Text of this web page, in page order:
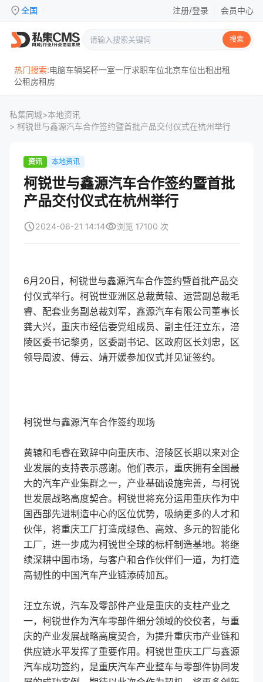
location_on全国 注册/登录 会员中心
搜索
热门搜索:电脑车辆奖杯一室一厅求职车位北京车位出租出租
公租房租房
私集同城>本地资讯
> 柯锐世与鑫源汽车合作签约暨首批产品交付仪式在杭州举行
资讯 本地资讯
柯锐世与鑫源汽车合作签约暨首批
产品交付仪式在杭州举行
schedule2024-06-21 14:14visibility浏览 17100 次
6月20日，柯锐世与鑫源汽车合作签约暨首批产品交
付仪式举行。柯锐世亚洲区总裁黄辕、运营副总裁毛
睿、配套业务副总裁刘军，鑫源汽车有限公司董事长
龚大兴，重庆市经信委党组成员、副主任汪立东，涪
陵区委书记黎勇，区委副书记、区政府区长刘忠，区
领导周波、傅云、靖开媛参加仪式并见证签约。
柯锐世与鑫源汽车合作签约现场
黄辕和毛睿在致辞中向重庆市、涪陵区长期以来对企
业发展的支持表示感谢。他们表示，重庆拥有全国最
大的汽车产业集群之一，产业基础设施完善，与柯锐
世发展战略高度契合。柯锐世将充分运用重庆作为中
国西部先进制造中心的区位优势，吸纳更多的人才和
伙伴，将重庆工厂打造成绿色、高效、多元的智能化
工厂，进一步成为柯锐世全球的标杆制造基地。将继
续深耕中国市场，与客户和合作伙伴们一道，为打造
高韧性的中国汽车产业链添砖加瓦。
汪立东说，汽车及零部件产业是重庆的支柱产业之
一，柯锐世作为汽车零部件细分领域的佼佼者，与重
庆的产业发展战略高度契合，为提升重庆市产业链和
供应链水平发挥了重要作用。柯锐世重庆工厂与鑫源
汽车成功签约，是重庆汽车产业整车与零部件协同发